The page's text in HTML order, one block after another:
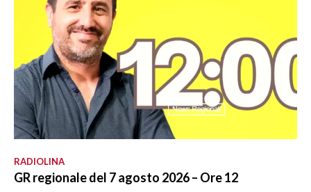
RADIOLINA
GR regionale del 7 agosto 2026 – Ore 12